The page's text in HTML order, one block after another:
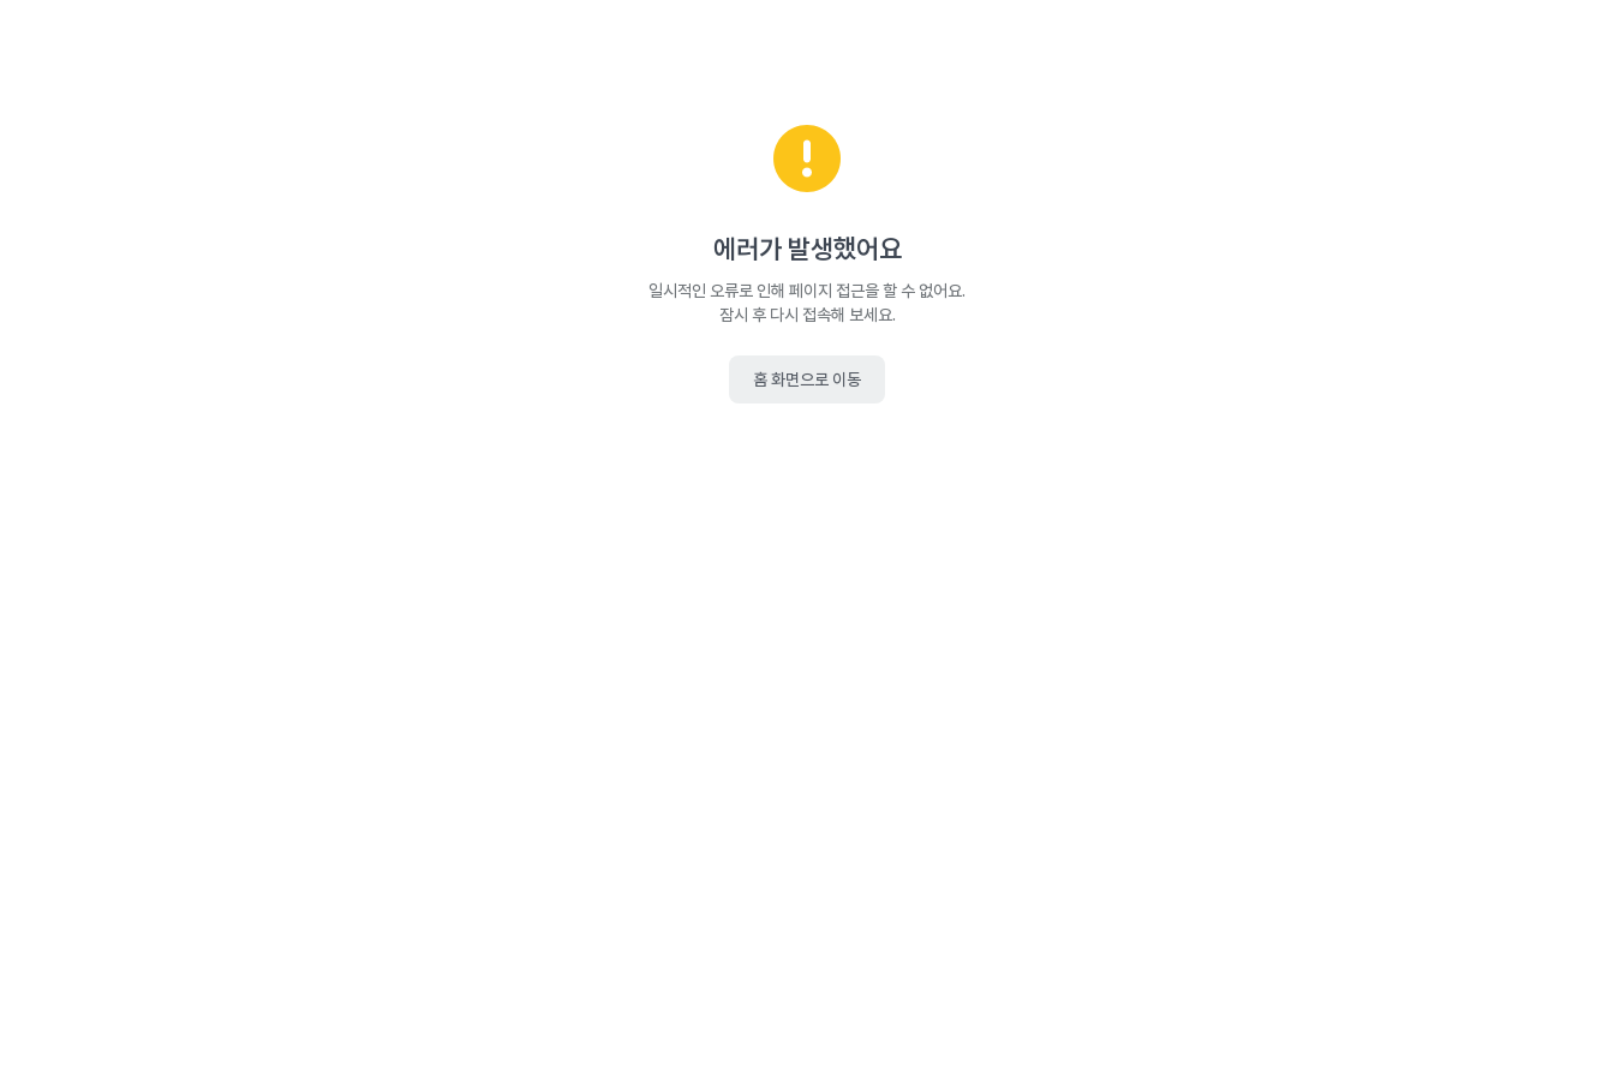
에러가 발생했어요
일시적인 오류로 인해 페이지 접근을 할 수 없어요.
잠시 후 다시 접속해 보세요.
홈 화면으로 이동